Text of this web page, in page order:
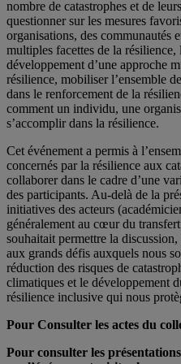
nombre de catastrophes et de
questionner sur les mesures
organisations, des communautés
multiples facettes de la
développement d’une approche
résilience, mobiliser l’ensemble
dans le renforcement de la
comment un individu, une
s’accomplir dans la résilience.
Cet événement a permis à
concernés par la résilience aux
collaborer dans le cadre d’une
des participants. Au-delà de la
initiatives des acteurs
généralement au cœur du
souhaitait permettre la
aux grands défis auxquels nous
réduction des risques de
climatiques et le développement
résilience inclusive qui nous
Pour Consulter les actes du
Pour consulter les